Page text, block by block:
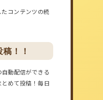
コンテンツの続
！！
動配信ができる
めて投稿！毎日